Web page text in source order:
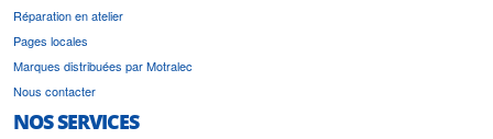
Réparation en atelier
Pages locales
Marques distribuées par Motralec
Nous contacter
NOS SERVICES